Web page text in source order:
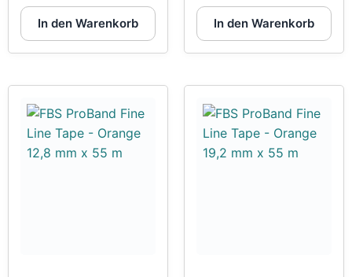
In den Warenkorb In den Warenkorb